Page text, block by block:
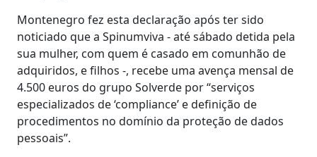
Montenegro fez esta declaração após ter sido
noticiado que a Spinumviva - até sábado detida pela
sua mulher, com quem é casado em comunhão de
adquiridos, e filhos -, recebe uma avença mensal de
4.500 euros do grupo Solverde por “serviços
especializados de ‘compliance’ e definição de
procedimentos no domínio da proteção de dados
pessoais”.